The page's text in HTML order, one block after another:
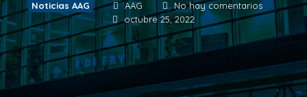
Noticias AAG AAG
No hay comentarios
octubre 25, 2022